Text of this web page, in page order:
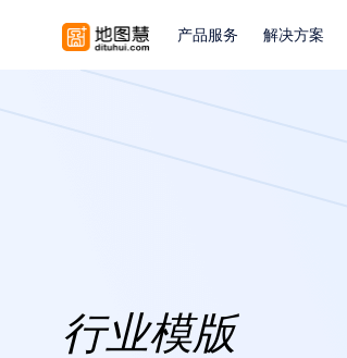
产品服务 解决方案
行业模版